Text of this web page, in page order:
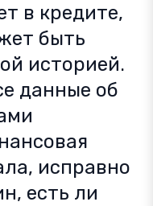
в кредите,
быть
историей.
данные об
исправно
есть ли